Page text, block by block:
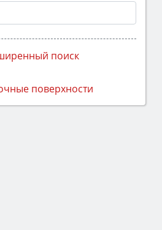
поиск
поверхности